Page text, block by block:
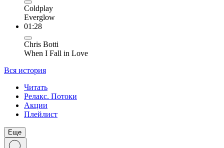
Coldplay
Everglow
01:28
Chris Botti
When I Fall in Love
Вся история
Читать
Релакс. Потоки
Акции
Плейлист
Еще